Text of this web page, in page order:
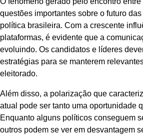
questões importantes sobre o futuro
política brasileira. Com a crescente
plataformas, é evidente que a
evoluindo. Os candidatos e líderes
estratégias para se manterem
eleitorado.
Além disso, a polarização que
atual pode ser tanto uma oportunidade
Enquanto alguns políticos conseguem
outros podem se ver em desvantagem